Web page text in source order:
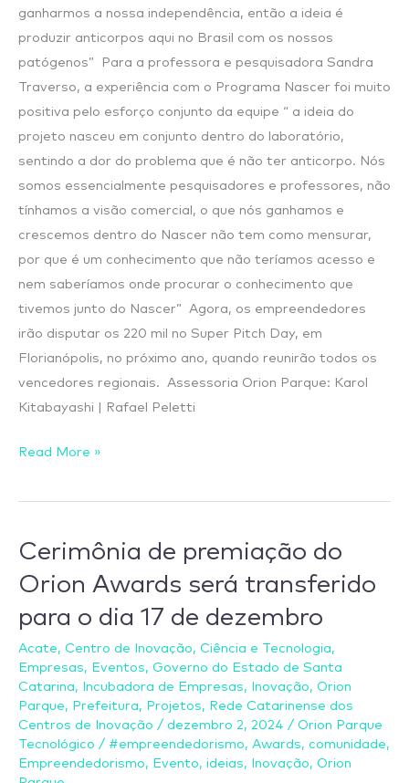
ganharmos a nossa independência, então a ideia é
produzir anticorpos aqui no Brasil com os nossos
patógenos” Para a professora e pesquisadora Sandra
Traverso, a experiência com o Programa Nascer foi muito
positiva pelo esforço conjunto da equipe “ a ideia do
projeto nasceu em conjunto dentro do laboratório,
sentindo a dor do problema que é não ter anticorpo. Nós
somos essencialmente pesquisadores e professores, não
tínhamos a visão comercial, o que nós ganhamos e
crescemos dentro do Nascer não tem como mensurar,
por que é um conhecimento que não teríamos acesso e
nem saberíamos onde procurar o conhecimento que
tivemos junto do Nascer” Agora, os empreendedores
irão disputar os 220 mil no Super Pitch Day, em
Florianópolis, no próximo ano, quando reunirão todos os
vencedores regionais. Assessoria Orion Parque: Karol
Kitabayashi | Rafael Peletti
Read More »
Cerimônia de premiação do
Orion Awards será transferido
para o dia 17 de dezembro
Acate, Centro de Inovação, Ciência e Tecnologia,
Empresas, Eventos, Governo do Estado de Santa
Catarina, Incubadora de Empresas, Inovação, Orion
Parque, Prefeitura, Projetos, Rede Catarinense dos
Centros de Inovação / dezembro 2, 2024 / Orion Parque
Tecnológico / #empreendedorismo, Awards, comunidade,
Empreendedorismo, Evento, ideias, Inovação, Orion
Cerimônia
premiação
do
Orion
Awards
será
transferido
para
o